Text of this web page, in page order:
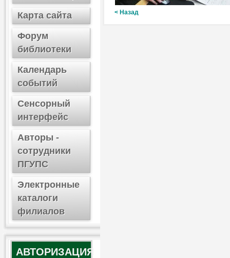
Карта сайта
Форум
библиотеки
Календарь
событий
Сенсорный
интерфейс
Авторы -
сотрудники
ПГУПС
Электронные
каталоги
филиалов
АВТОРИЗАЦИЯ
< Назад